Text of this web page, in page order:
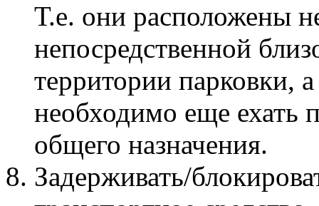
Т.е. они расположены
непосредственной
территории парковки, а
необходимо еще ехать
общего назначения.
Задерживать/